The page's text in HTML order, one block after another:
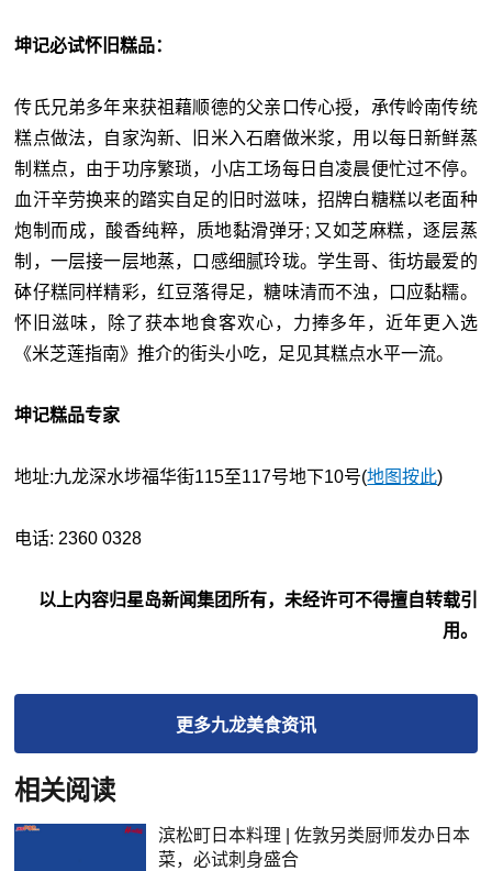
坤记必试怀旧糕品：
传氏兄弟多年来获祖藉顺德的父亲口传心授，承传岭南传统
糕点做法，自家沟新、旧米入石磨做米浆，用以每日新鲜蒸
制糕点，由于功序繁琐，小店工场每日自凌晨便忙过不停。
血汗辛劳换来的踏实自足的旧时滋味，招牌白糖糕以老面种
炮制而成，酸香纯粹，质地黏滑弹牙; 又如芝麻糕，逐层蒸
制，一层接一层地蒸，口感细腻玲珑。学生哥、街坊最爱的
砵仔糕同样精彩，红豆落得足，糖味清而不浊，口应黏糯。
怀旧滋味，除了获本地食客欢心，力捧多年，近年更入选
《米芝莲指南》推介的街头小吃，足见其糕点水平一流。
坤记糕品专家
地址:九龙深水埗福华街115至117号地下10号(地图按此)
电话: 2360 0328
以上内容归星岛新闻集团所有，未经许可不得擅自转载引
用。
更多九龙美食资讯
相关阅读
滨松町日本料理 | 佐敦另类厨师发办日本
菜，必试刺身盛合